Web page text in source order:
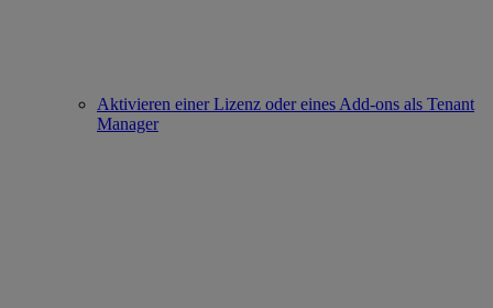
Aktivieren einer Lizenz oder eines Add-ons als Tenant
Manager